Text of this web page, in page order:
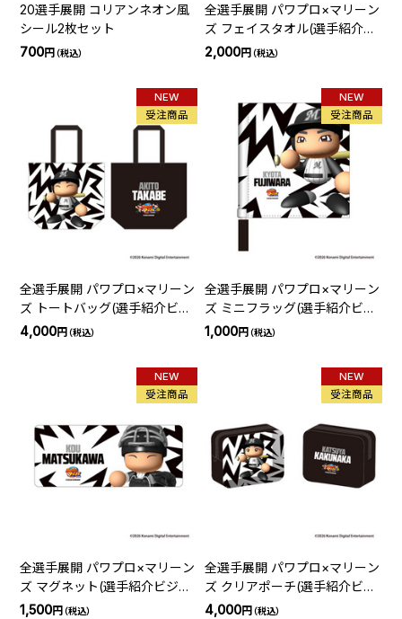
20選手展開 コリアンネオン風
シール2枚セット
700円（税込）
全選手展開 パワプロ×マリーン
ズ フェイスタオル(選手紹介ビ
ジョン)
2,000円（税込）
NEW
受注商品
全選手展開 パワプロ×マリーン
ズ トートバッグ(選手紹介ビジ
ョン)
4,000円（税込）
NEW
受注商品
全選手展開 パワプロ×マリーン
ズ ミニフラッグ(選手紹介ビジ
ョン)
1,000円（税込）
NEW
受注商品
全選手展開 パワプロ×マリーン
ズ マグネット(選手紹介ビジョ
ン)
1,500円（税込）
NEW
受注商品
全選手展開 パワプロ×マリーン
ズ クリアポーチ(選手紹介ビジ
ョン)
4,000円（税込）